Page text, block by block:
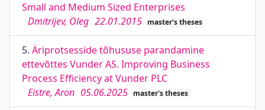
Small and Medium Sized Enterprises
Dmitrijev, Oleg 22.01.2015 master's theses
5. Äriprotsesside tõhususe parandamine
ettevõttes Vunder AS. Improving Business
Process Efficiency at Vunder PLC
Eistre, Aron 05.06.2025 master's theses